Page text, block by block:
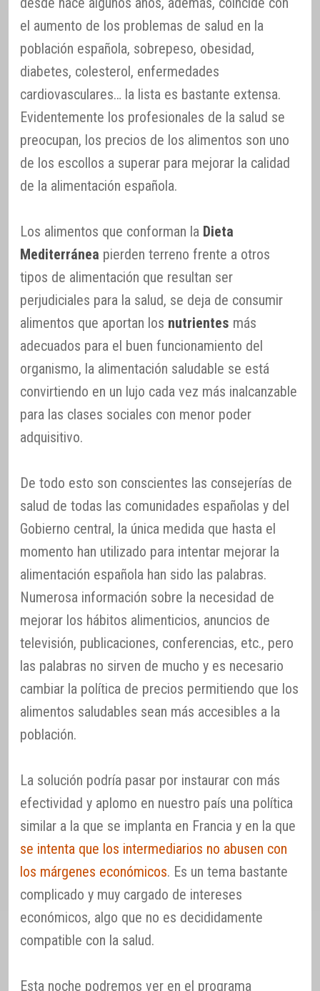
el aumento de los problemas de salud en la
población española, sobrepeso, obesidad,
diabetes, colesterol, enfermedades
cardiovasculares… la lista es bastante extensa.
Evidentemente los profesionales de la salud se
preocupan, los precios de los alimentos son uno
de los escollos a superar para mejorar la calidad
de la alimentación española.
Los alimentos que conforman la Dieta
Mediterránea pierden terreno frente a otros
tipos de alimentación que resultan ser
perjudiciales para la salud, se deja de consumir
alimentos que aportan los nutrientes más
adecuados para el buen funcionamiento del
organismo, la alimentación saludable se está
convirtiendo en un lujo cada vez más inalcanzable
para las clases sociales con menor poder
adquisitivo.
De todo esto son conscientes las consejerías de
salud de todas las comunidades españolas y del
Gobierno central, la única medida que hasta el
momento han utilizado para intentar mejorar la
alimentación española han sido las palabras.
Numerosa información sobre la necesidad de
mejorar los hábitos alimenticios, anuncios de
televisión, publicaciones, conferencias, etc., pero
las palabras no sirven de mucho y es necesario
cambiar la política de precios permitiendo que los
alimentos saludables sean más accesibles a la
población.
La solución podría pasar por instaurar con más
efectividad y aplomo en nuestro país una política
similar a la que se implanta en Francia y en la que
se intenta que los intermediarios no abusen con
los márgenes económicos. Es un tema bastante
complicado y muy cargado de intereses
económicos, algo que no es decididamente
compatible con la salud.
Esta noche podremos ver en el programa